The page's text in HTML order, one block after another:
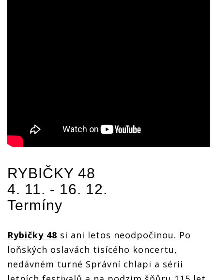
RYBIČKY 48
4. 11. - 16. 12.
Termíny
Rybičky 48 si ani letos neodpočinou. Po
loňských oslavách tisícého koncertu,
nedávném turné Správní chlapi a sérii